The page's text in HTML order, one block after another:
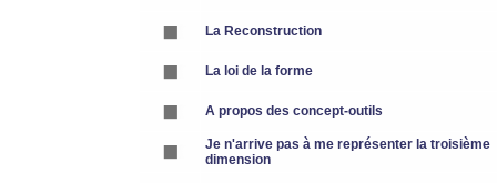
La Reconstruction
La loi de la forme
A propos des concept-outils
Je n'arrive pas à me représenter la troisième
dimension